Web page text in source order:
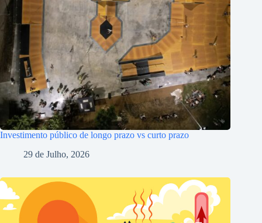
Investimento público de longo prazo vs curto prazo
29 de Julho, 2026